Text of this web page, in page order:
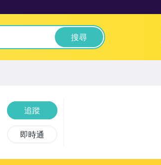
搜尋
追蹤
即時通